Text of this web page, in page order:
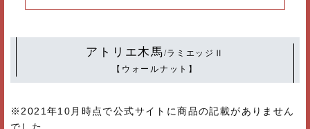
アトリエ木馬/ラミエッジⅡ
【ウォールナット】
※2021年10月時点で公式サイトに商品の記載がありません